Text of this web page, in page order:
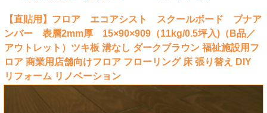
【直貼用】フロア エコアシスト スクールボード ブナア
ンバー 表層2mm厚 15×90×909（11kg/0.5坪入)（B品／
アウトレット）ツキ板 溝なし ダークブラウン 福祉施設用フ
ロア 商業用店舗向けフロア フローリング 床 張り替え DIY
リフォーム リノベーション